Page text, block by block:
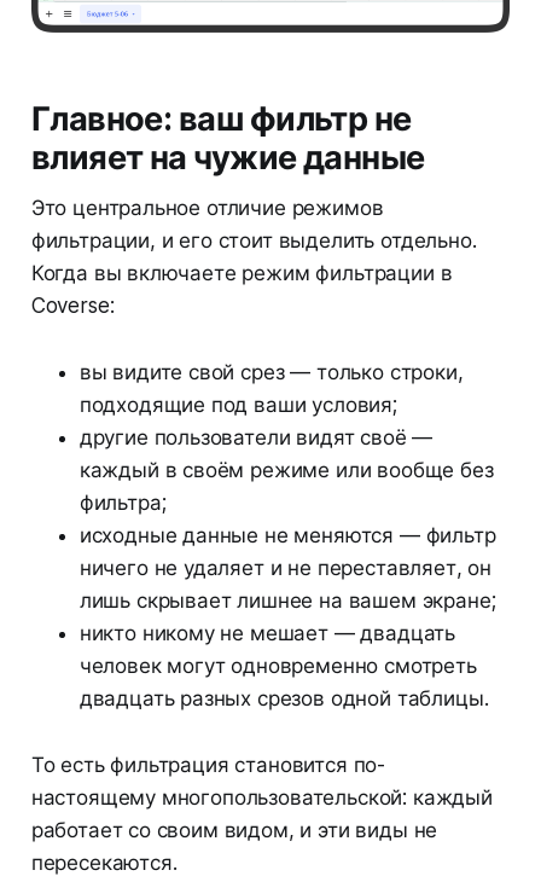
Главное: ваш фильтр не
влияет на чужие данные
Это центральное отличие режимов
фильтрации, и его стоит выделить отдельно.
Когда вы включаете режим фильтрации в
Coverse:
вы видите свой срез — только строки,
подходящие под ваши условия;
другие пользователи видят своё —
каждый в своём режиме или вообще без
фильтра;
исходные данные не меняются — фильтр
ничего не удаляет и не переставляет, он
лишь скрывает лишнее на вашем экране;
никто никому не мешает — двадцать
человек могут одновременно смотреть
двадцать разных срезов одной таблицы.
То есть фильтрация становится по-
настоящему многопользовательской: каждый
работает со своим видом, и эти виды не
пересекаются.